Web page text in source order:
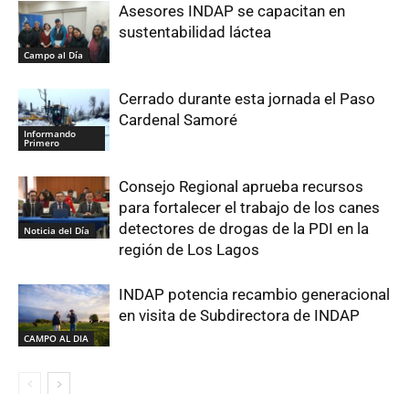
Campo al Día
Asesores INDAP se capacitan en
sustentabilidad láctea
Informando
Primero
Cerrado durante esta jornada el Paso
Cardenal Samoré
Noticia del Día
Consejo Regional aprueba recursos
para fortalecer el trabajo de los canes
detectores de drogas de la PDI en la
región de Los Lagos
CAMPO AL DIA
INDAP potencia recambio generacional
en visita de Subdirectora de INDAP